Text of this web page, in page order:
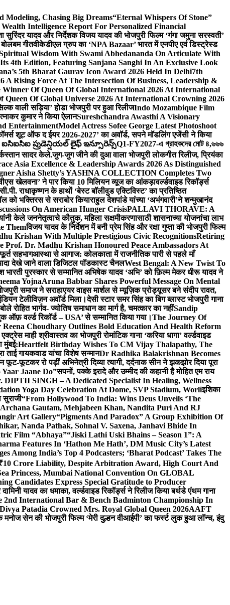
Modeling, Chasing Big Dreams“Eternal Whispers Of Stone”
Intelligence Report For Personalized Financial
सुरिंदर यादव और निर्देशक विजय यादव की भोजपुरी फिल्म ‘गंगा जमुना सरस्वती’
गीतवीकेडीएल ग्रुप का ‘NPA Bazaar’ भारत में एनपीए एवं डिस्ट्रेस्ड
Wisdom With Swami Abhedananda On Articulate With
4th Edition, Featuring Sanjana Sanghi In An Exclusive Look
5th Bharat Gaurav Icon Award 2026 Held In Delhi7th
A Rising Force At The Intersection Of Business, Leadership &
Winner Of Queen Of Global International 2026 At International
Queen Of Global Universe 2026 At International Crowning 2026
वाली सड़िया’ होडा भोजपुरी पर हुआ रिलीजIndo Mozambique Film
कुमार ने किया ऐलानSureshchandra Awasthi A Visionary
EntertainmentModel Actress Sofee George Latest Photoshoot
शूट ऑफ द ईयर 2026-2027’ का अवॉर्ड, सपने मॉडलिंग एजेंसी ने किया
ప్రుడెన్షియల్ లైఫ్ ఇన్సూరెన్స్Q1-FY2027-এ গ্রাহকদের মোট ৪,৬৬৬
सादर केले.जुग-जुग जीने की दुआ वाला भोजपुरी लोकगीत रिलीज, प्रियंका
Asia Excellence & Leadership Awards 2026 As Distinguished
Aisha Shetty’s YASHNA COLLECTION Completes Two
खेलवना’ ने पार किया 10 मिलियन व्यूज का आंकड़ावर्ल्डवाइड रिकॉर्ड्स
राधाकृष्णन के हाथों ‘बेस्ट बॉलीवुड एक्टिविस्ट’ का प्रतिष्ठित
को भक्तिरस से सराबोर कियाराहुल देशपांडे यांच्या ‘अभंगवारी’ने शन्मुखानंद
On American Hunger CrisisPALLAVI THORAVE: A
केले जननेतृत्वाचे कौतुक, महिला सक्षमीकरणासाठी शासनाच्या योजनांचा लाभ
Themविजय यादव के निर्देशन में बनी प्रेम सिंह और रक्षा गुप्ता की भोजपुरी फिल्म
Krishan With Multiple Prestigious Civic RecognitionsRetiring
Prof. Dr. Madhu Krishan Honoured Peace Ambassadors At
सहभागआस्था से आगाज: कोलकाता में राजनीतिक पारी से पहले माँ
देखे जाने वाला डिजिटल पॉडकास्ट चैनलWest Bengal: A New Twist To
भारती पुरस्कार से सम्मानित अभिषेक यादव ‘अभि’ को फ़िल्म मेकर धीरू यादव ने
YojnaAruna Babbar Shares Powerful Message On Mental
समाज ने सराहाएयर वाइस मार्शल से म्यूज़िक प्रोड्यूसर बने संदीप रावत,
टेलीविज़न अवॉर्ड मिला।देसी स्टार समर सिंह का बिग ब्लास्ट भोजपुरी गाना
भार्गव- ज्योतिष समाधान का मार्ग है, चमत्कार का नहींSandip
ऑफ़ वर्ल्ड रिकॉर्ड – USA’ से सम्मानित किया गया।The Journey Of
Choudhary Outlines Bold Education And Health Reform
माही श्रीवास्तव का भोजपुरी रोमांटिक गाना ‘करिया धागा’ वर्ल्डवाइड
मुंबई:Heartfelt Birthday Wishes To CM Vijay Thalapathy, The
ताई गायकवाड यांचा विशेष सन्मानDr Radhika Balakrishnan Becomes
फूट-फूटकर रो पड़ीं अभिनेत्री दिव्या त्यागी, दर्दनाक सीन ने झकझोर दिया पूरा
Jaane Do”सपनों, पक्के इरादे और उम्मीद की कहानी है मोहित एम राय
DIPTII SINGH – A Dedicated Specialist In Healing, Wellness
Yoga Day Celebration At Dome, SVP Stadium, Worliइशिका
सुराजी“From Hollywood To India: Wins Deus Unveils ‘The
Gautam, Mehjabeen Khan, Nandita Puri And RJ
Art Gallery“Pigments And Paradox” A Group Exhibition Of
Nanda Pathak, Sohnal V. Saxena, Janhavi Bhide In
Film “Abhaya”“Jiski Lathi Uski Bhains – Season 1”: A
Features In ‘Hathon Me Hath’, DM Music City’s Latest
Among India’s Top 4 Podcasters; ‘Bharat Podcast’ Takes The
Crore Liability, Despite Arbitration Award, High Court And
Princess, Mumbai National Convention On GLOBAL
Candidates Express Special Gratitude to Producer
यादव का धमाका, वर्ल्डवाइड रिकॉर्ड्स ने रिलीज किया बर्थडे एंथम गाना
International Bar & Bench Badminton Championship In
Patadia Crowned Mrs. Royal Global Queen 2026AAFT
मनोज सेन की भोजपुरी फिल्म ‘मेरी दुल्हन वीआईपी’ का फर्स्ट लुक हुआ लॉन्च, इंदु